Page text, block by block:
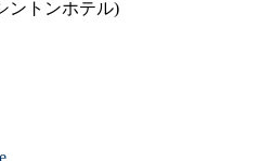
ントンホテル)